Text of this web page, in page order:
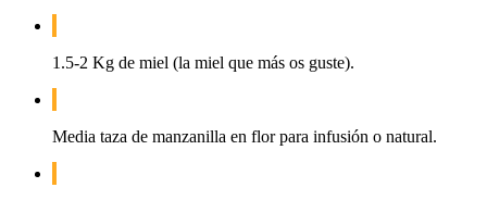
1.5-2 Kg de miel (la miel que más os guste).
Media taza de manzanilla en flor para infusión o natural.